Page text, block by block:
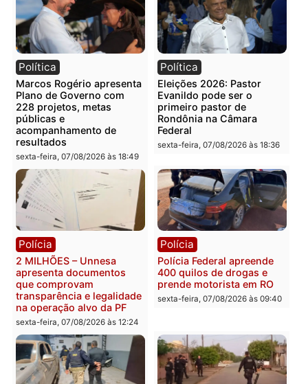
Polícia
PM encontra drogas em
bicicleta de falso vendedor
de salgados em Porto
Velho
segunda-feira, 10/08/2026 às
07:48
Política
ELEIÇÕES 2026 – TCE
alerta candidatos sobre
crise financeira do
segunda-feira, 10/08/2026 às
07:22
Política
Marcos Rogério apresenta
Plano de Governo com
228 projetos, metas
públicas e
acompanhamento de
resultados
sexta-feira, 07/08/2026 às 18:49
Política
Eleições 2026: Pastor
Evanildo pode ser o
primeiro pastor de
Rondônia na Câmara
Federal
sexta-feira, 07/08/2026 às